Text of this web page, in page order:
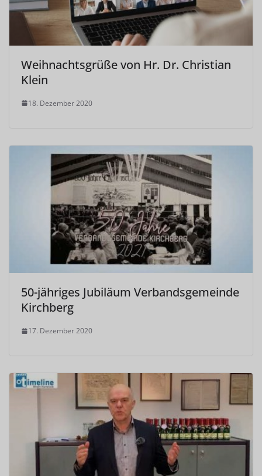
Weihnachtsgrüße von Hr. Dr. Christian
Klein
18. Dezember 2020
50-jähriges Jubiläum Verbandsgemeinde
Kirchberg
17. Dezember 2020